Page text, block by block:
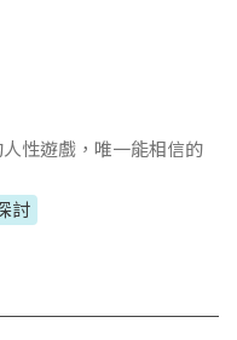
性遊戲，唯一能相信的
討